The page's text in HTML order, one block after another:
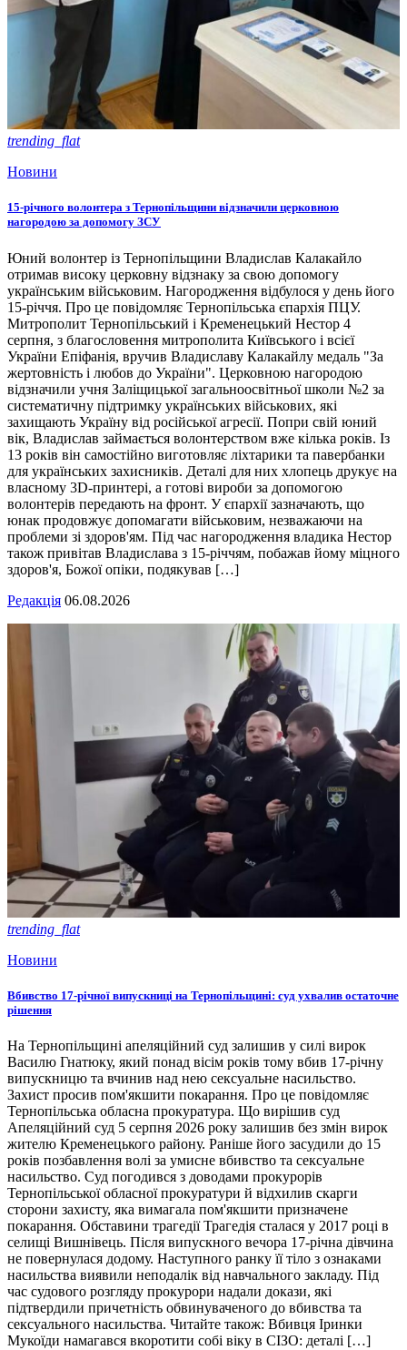
trending_flat
Новини
15-річного волонтера з Тернопільщини відзначили церковною
нагородою за допомогу ЗСУ
Юний волонтер із Тернопільщини Владислав Калакайло
отримав високу церковну відзнаку за свою допомогу
українським військовим. Нагородження відбулося у день його
15-річчя. Про це повідомляє Тернопільська єпархія ПЦУ.
Митрополит Тернопільський і Кременецький Нестор 4
серпня, з благословення митрополита Київського і всієї
України Епіфанія, вручив Владиславу Калакайлу медаль "За
жертовність і любов до України". Церковною нагородою
відзначили учня Заліщицької загальноосвітньої школи №2 за
систематичну підтримку українських військових, які
захищають Україну від російської агресії. Попри свій юний
вік, Владислав займається волонтерством вже кілька років. Із
13 років він самостійно виготовляє ліхтарики та павербанки
для українських захисників. Деталі для них хлопець друкує на
власному 3D-принтері, а готові вироби за допомогою
волонтерів передають на фронт. У єпархії зазначають, що
юнак продовжує допомагати військовим, незважаючи на
проблеми зі здоров'ям. Під час нагородження владика Нестор
також привітав Владислава з 15-річчям, побажав йому міцного
здоров'я, Божої опіки, подякував […]
Редакція 06.08.2026
trending_flat
Новини
Вбивство 17-річної випускниці на Тернопільщині: суд ухвалив остаточне
рішення
На Тернопільщині апеляційний суд залишив у силі вирок
Василю Гнатюку, який понад вісім років тому вбив 17-річну
випускницю та вчинив над нею сексуальне насильство.
Захист просив пом'якшити покарання. Про це повідомляє
Тернопільська обласна прокуратура. Що вирішив суд
Апеляційний суд 5 серпня 2026 року залишив без змін вирок
жителю Кременецького району. Раніше його засудили до 15
років позбавлення волі за умисне вбивство та сексуальне
насильство. Суд погодився з доводами прокурорів
Тернопільської обласної прокуратури й відхилив скарги
сторони захисту, яка вимагала пом'якшити призначене
покарання. Обставини трагедії Трагедія сталася у 2017 році в
селищі Вишнівець. Після випускного вечора 17-річна дівчина
не повернулася додому. Наступного ранку її тіло з ознаками
насильства виявили неподалік від навчального закладу. Під
час судового розгляду прокурори надали докази, які
підтвердили причетність обвинуваченого до вбивства та
сексуального насильства. Читайте також: Вбивця Іринки
Мукоїди намагався вкоротити собі віку в СІЗО: деталі […]